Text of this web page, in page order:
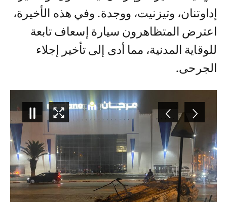
إداوتنان، وتيزنيت، ووجدة. وفي هذه الأخيرة،
اعترض المتظاهرون سيارة إسعاف تابعة
للوقاية المدنية، مما أدى إلى تأخير إجلاء
الجرحى.